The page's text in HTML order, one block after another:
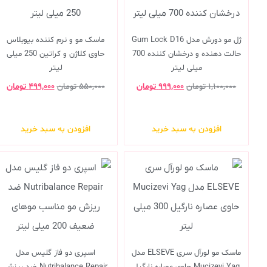
ژل مو دورش مدل Gum Lock D16
حالت دهنده و درخشان کننده 700
میلی لیتر
۱,۱۰۰,۰۰۰ تومان ۹۹۹,۰۰۰ تومان
افزودن به سبد خرید
ماسک مو و نرم کننده بیوبلاس
حاوی کلاژن و کراتین 250 میلی
لیتر
۵۵۰,۰۰۰ تومان ۴۹۹,۰۰۰ تومان
افزودن به سبد خرید
ماسک مو لورآل سری ELSEVE مدل
اسپری دو فاز گلیس مدل